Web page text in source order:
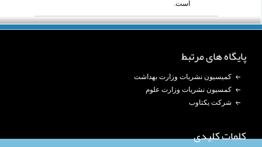
است.
پایگاه های مرتبط
کمیسیون نشریات وزارت بهداشت
کمسیون نشریات وزارت علوم
شرکت یکتاوب
کلمات کلیدی